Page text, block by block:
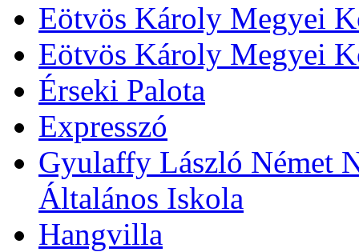
Eötvös Károly Megyei
Eötvös Károly Megyei
Érseki Palota
Expresszó
Gyulaffy László Német
Általános Iskola
Hangvilla